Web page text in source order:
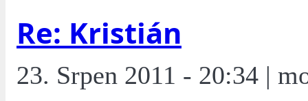
Re: Kristián
23. Srpen 2011 - 20:34 |